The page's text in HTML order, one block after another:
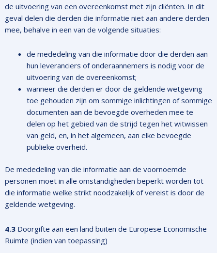
de uitvoering van een overeenkomst met zijn cliënten. In dit
geval delen die derden die informatie niet aan andere derden
mee, behalve in een van de volgende situaties:
de mededeling van die informatie door die derden aan
hun leveranciers of onderaannemers is nodig voor de
uitvoering van de overeenkomst;
wanneer die derden er door de geldende wetgeving
toe gehouden zijn om sommige inlichtingen of sommige
documenten aan de bevoegde overheden mee te
delen op het gebied van de strijd tegen het witwissen
van geld, en, in het algemeen, aan elke bevoegde
publieke overheid.
De mededeling van die informatie aan de voornoemde
personen moet in alle omstandigheden beperkt worden tot
die informatie welke strikt noodzakelijk of vereist is door de
geldende wetgeving.
4.3 Doorgifte aan een land buiten de Europese Economische
Ruimte (indien van toepassing)